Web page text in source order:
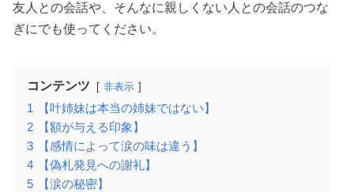
友人との会話や、そんなに親しくない人との会話のつな
ぎにでも使ってください。
コンテンツ 非表示
1
【叶姉妹は本当の姉妹ではない】
2
【額が与える印象】
3
【感情によって涙の味は違う】
4
【偽札発見への謝礼】
5
【涙の秘密】